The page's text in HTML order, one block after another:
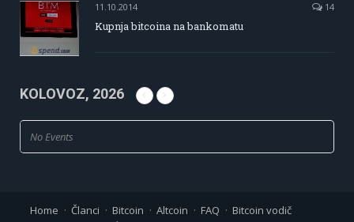
11.10.2014 14
Kupnja bitcoina na bankomatu
KOLOVOZ, 2026
No Events
Home Članci Bitcoin Altcoin FAQ
Bitcoin vodič